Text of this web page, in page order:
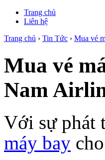
Trang chủ
Liên hệ
Trang chủ › Tin Tức › Mua vé
Mua vé
Nam
Với sự phát
máy bay cho